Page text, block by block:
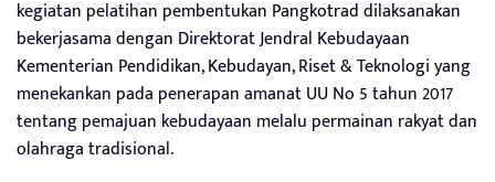
kegiatan pelatihan pembentukan Pangkotrad dilaksanakan
bekerjasama dengan Direktorat Jendral Kebudayaan
Kementerian Pendidikan, Kebudayan, Riset & Teknologi yang
menekankan pada penerapan amanat UU No 5 tahun 2017
tentang pemajuan kebudayaan melalu permainan rakyat dan
olahraga tradisional.